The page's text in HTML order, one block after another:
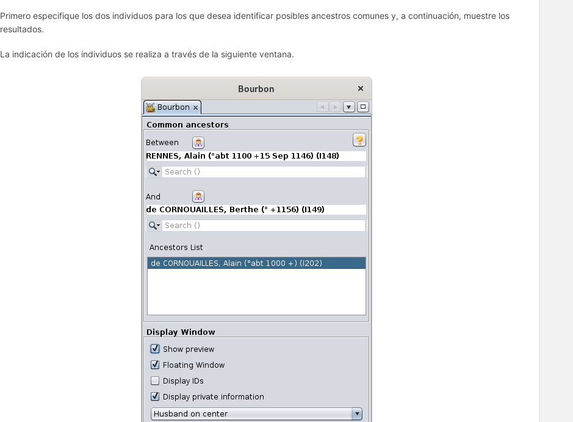
Primero especifique los dos individuos para los que desea identificar posibles ancestros comunes y, a continuación, muestre los
resultados.
La indicación de los individuos se realiza a través de la siguiente ventana.